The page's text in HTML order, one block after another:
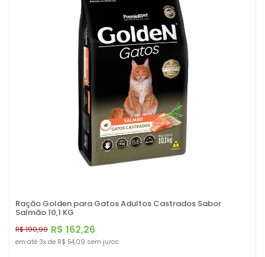
Ração Golden para Gatos Adultos Castrados Sabor
Salmão 10,1 KG
R$ 162,26
R$ 190,90
em até 3x de R$ 54,09 sem juros